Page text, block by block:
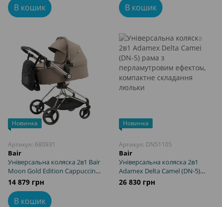
В кошик В кошик
Новинка
Артикул: 680931
Bair
Універсальна коляска 2в1 Bair
Moon Gold Edition Cappuccino
(MG-03) з поворотним
механізмом на 360
14 879 грн
В кошик
Новинка
Артикул: DN51105
Bair
Універсальна коляска 2в1
Adamex Delta Camel (DN-5)
рама з перламутровим
ефектом, компактне
26 830 грн